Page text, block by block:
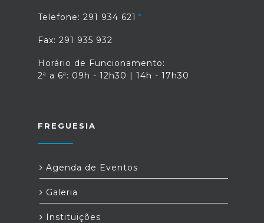
Telefone: 291 934 621
Fax: 291 935 932
Horário de Funcionamento:
2ª a 6ª: 09h - 12h30 | 14h - 17h30
FREGUESIA
Agenda de Eventos
Galeria
Instituições